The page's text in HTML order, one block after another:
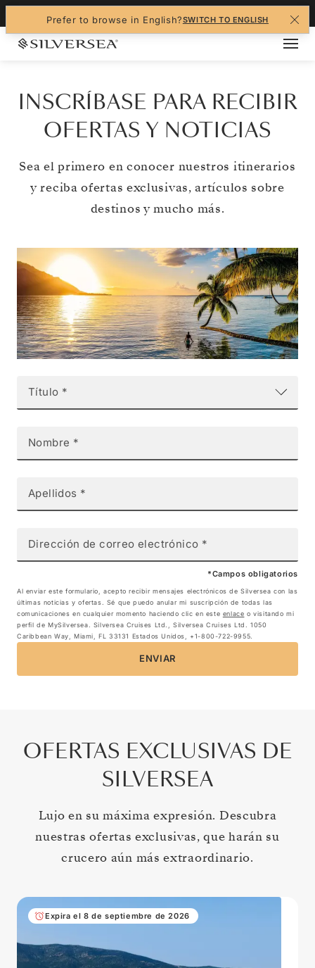
Prefer to browse in English?SWITCH TO ENGLISH
INSCRÍBASE PARA RECIBIR
OFERTAS Y NOTICIAS
Sea el primero en conocer nuestros itinerarios
y reciba ofertas exclusivas, artículos sobre
destinos y mucho más.
Título *
Nombre *
Apellidos *
Dirección de correo electrónico *
*Campos obligatorios
Al enviar este formulario, acepto recibir mensajes electrónicos de Silversea con las
últimas noticias y ofertas. Sé que puedo anular mi suscripción de todas las
comunicaciones en cualquier momento haciendo clic en este enlace o visitando mi
perfil de MySilversea. Silversea Cruises Ltd., Silversea Cruises Ltd. 1050
Caribbean Way, Miami, FL 33131 Estados Unidos, +1-800-722-9955.
ENVIAR
OFERTAS EXCLUSIVAS DE
SILVERSEA
Lujo en su máxima expresión. Descubra
nuestras ofertas exclusivas, que harán su
crucero aún más extraordinario.
Expira el 8 de septiembre de 2026